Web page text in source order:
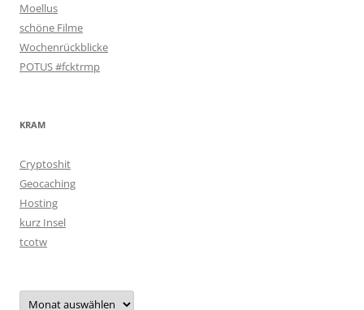
Moellus
schöne Filme
Wochenrückblicke
POTUS #fcktrmp
KRAM
Cryptoshit
Geocaching
Hosting
kurz Insel
tcotw
Archiv